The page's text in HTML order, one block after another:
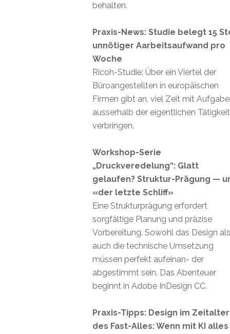
behalten.
Praxis-News: Studie belegt 15
unnötiger Aarbeitsaufwand pro
Woche
Ricoh-Studie: Über ein Viertel der
Büroangestellten in europäischen
Firmen gibt an, viel Zeit mit
ausserhalb der eigentlichen
verbringen.
Workshop-Serie
„Druckveredelung“: Glatt
gelaufen? Struktur-Prägung —
«der letzte Schliff»
Eine Strukturprägung erfordert
sorgfältige Planung und präzise
Vorbereitung. Sowohl das Design als
auch die technische Umsetzung
müssen perfekt aufeinan- der
abgestimmt sein. Das Abenteuer
beginnt in Adobe InDesign CC.
Praxis-Tipps: Design im Zeitalter
des Fast-Alles: Wenn mit KI alles